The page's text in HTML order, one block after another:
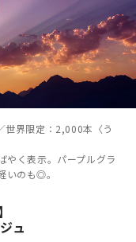
世界限定：2,000本〈う
やく表示。パープルグラ
いのも◎。
ュ